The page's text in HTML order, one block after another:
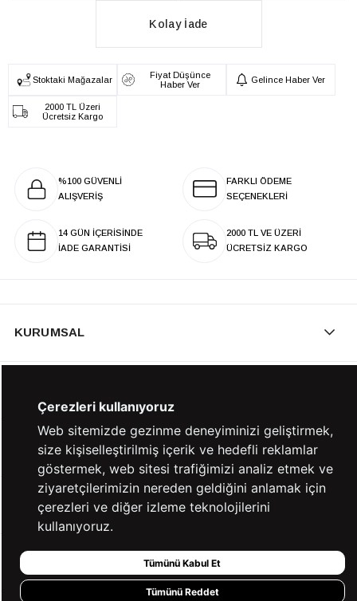
Kolay İade
Stoktaki Mağazalar
Fiyat Düşünce
Haber Ver
Gelince Haber Ver
2000 TL Üzeri
Ücretsiz Kargo
%100 GÜVENLİ
ALIŞVERİŞ
FARKLI ÖDEME
SEÇENEKLERİ
14 GÜN İÇERİSİNDE
İADE GARANTİSİ
2000 TL VE ÜZERİ
ÜCRETSİZ KARGO
KURUMSAL
YARDIM
BİZE ULAŞIN
HIZLI ERİŞİM
Çerezleri kullanıyoruz
Web sitemizde gezinme deneyiminizi geliştirmek,
size kişiselleştirilmiş içerik ve hedefli reklamlar
göstermek, web sitesi trafiğimizi analiz etmek ve
ziyaretçilerimizin nereden geldiğini anlamak için
çerezleri ve diğer izleme teknolojilerini
kullanıyoruz.
Tümünü Kabul Et
Tümünü Reddet